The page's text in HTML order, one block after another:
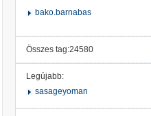
bako.barnabas
Összes tag:24580
Legújabb:
sasageyoman